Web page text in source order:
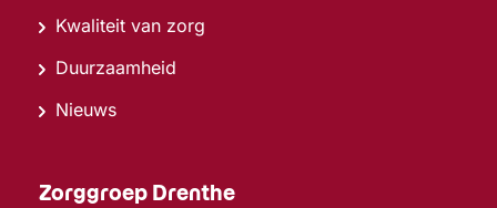
Kwaliteit van zorg
Duurzaamheid
Nieuws
Zorggroep Drenthe